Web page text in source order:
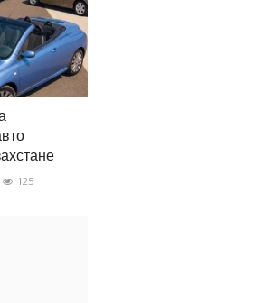
125